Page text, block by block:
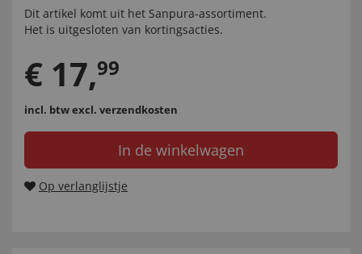
Dit artikel komt uit het Sanpura-assortiment.
Het is uitgesloten van kortingsacties.
€ 17,99
incl. btwexcl. verzendkosten
In de winkelwagen
Op verlanglijstje